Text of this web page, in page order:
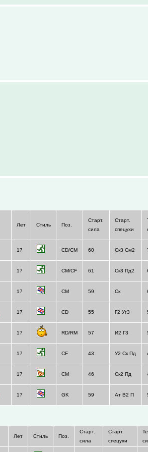
Лет Стиль Поз.
Старт.
сила
Старт.
спецухи
17 CD/CM 60 Ск3 См2
17 CM/CF 61 Ск3 Пд2
17 CM 59 Ск
17 CD 55 Г2 Уг3
17 RD/RM 57 И2 Г3
17 CF 43 У2 Ск Пд
17 CM 46 Ск2 Пд
17 GK 59 Ат В2 П
Лет Стиль Поз.
Старт.
сила
Старт.
спецухи